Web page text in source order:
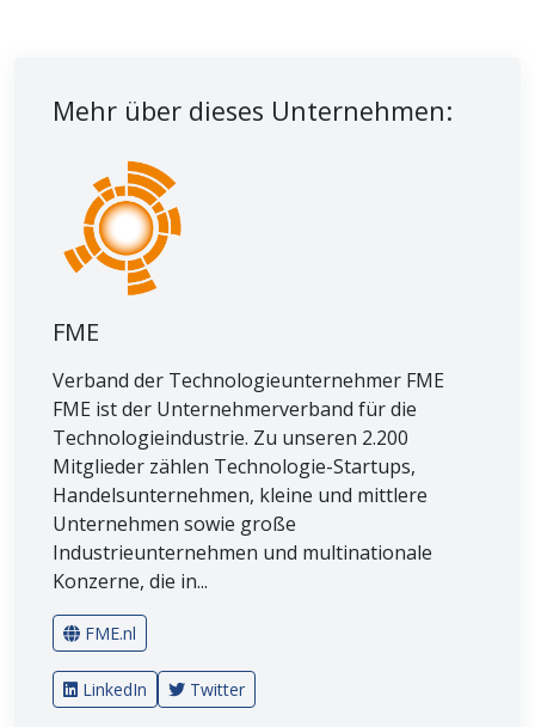
Mehr über dieses Unternehmen:
FME
Verband der Technologieunternehmer FME
FME ist der Unternehmerverband für die
Technologieindustrie. Zu unseren 2.200
Mitglieder zählen Technologie-Startups,
Handelsunternehmen, kleine und mittlere
Unternehmen sowie große
Industrieunternehmen und multinationale
Konzerne, die in...
FME.nl
LinkedIn Twitter